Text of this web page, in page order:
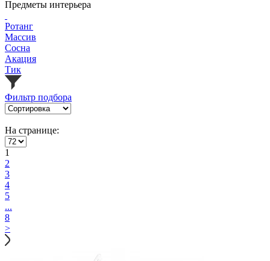
Предметы интерьера
Ротанг
Массив
Сосна
Акация
Тик
Фильтр подбора
На странице:
1
2
3
4
5
...
8
>